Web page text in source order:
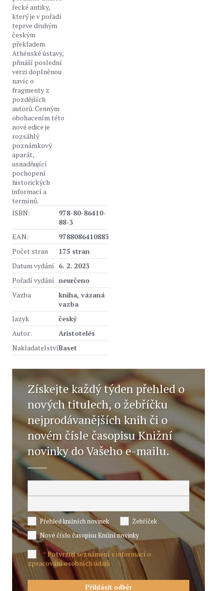
řecké antiky,
který je v pořadí
teprve druhým
českým
překladem
Athénské ústavy,
přináší poslední
verzi doplněnou
navíc o
fragmenty z
pozdějších
autorů. Cenným
obohacením této
nové edice je
rozsáhlý
poznámkový
aparát,
usnadňující
pochopení
historických
informací a
termínů.
ISBN:
978-80-86410-
88-3
EAN:
9788086410883
Počet stran
175 stran
Datum vydání 6. 2. 2023
Pořadí vydání neurčeno
Vazba
kniha, vázaná
vazba
Jazyk
český
Autor:
Aristotelés
NakladatelstvíBaset
Získejte každý týden přehled o
nových titulech, o žebříčku
nejprodávanějších knih či o
novém čísle časopisu Knižní
novinky do Vašeho e-mailu.
Přehled knižních novinek
Žebříček
Nové číslo časopisu Knižní novinky
*Potvrzuji seznámení s informací o
zpracování osobních údajů